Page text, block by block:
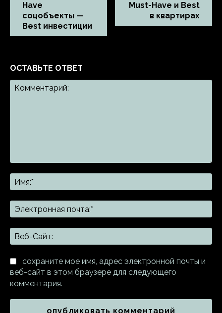
Have
соцобъекты —
Best инвестиции
Must-Have и Best
в квартирах
ОСТАВЬТЕ ОТВЕТ
сохраните мое имя, адрес электронной почты и
веб-сайт в этом браузере для следующего
комментария.